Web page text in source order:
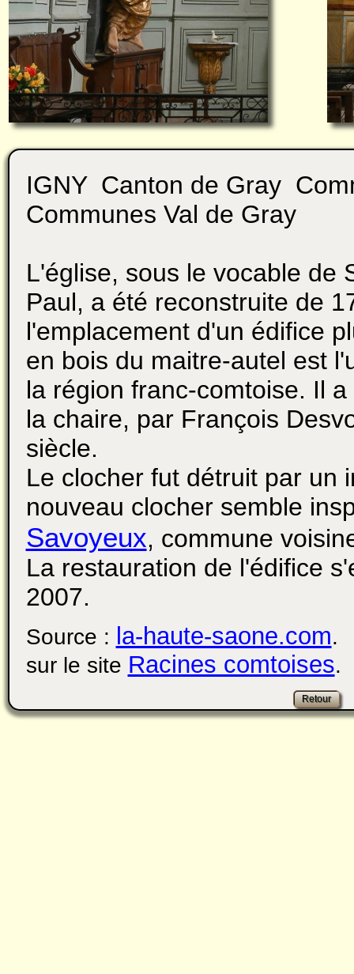
IGNY Canton de Gray
Communes Val de Gray
L'église, sous le vocable de
Paul, a été reconstruite de
l'emplacement d'un édifice
en bois du maitre-autel est
la région franc-comtoise. Il
la chaire, par François
siècle.
Le clocher fut détruit par un
nouveau clocher semble
Savoyeux, commune
La restauration de l'édifice
2007.
Source : la-haute-saone.com.
sur le site Racines comtoises.